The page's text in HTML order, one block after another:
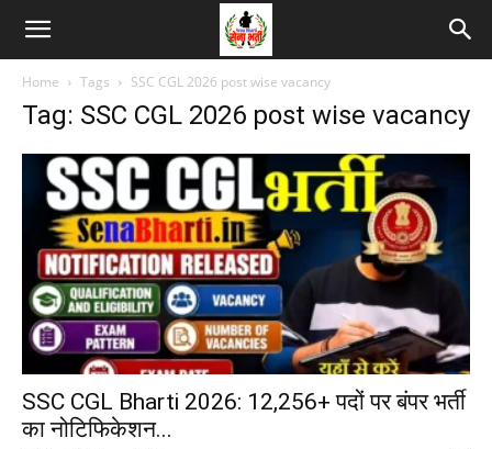
Home Tags SSC CGL 2026 post wise vacancy
Tag: SSC CGL 2026 post wise vacancy
SSC CGL Bharti 2026: 12,256+ पदों पर बंपर भर्ती
का नोटिफिकेशन...